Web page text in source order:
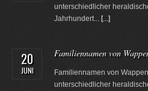
unterschiedlicher
Jahrhundert... [...]
20
JUNI
Familiennamen von
Familiennamen von
unterschiedlicher